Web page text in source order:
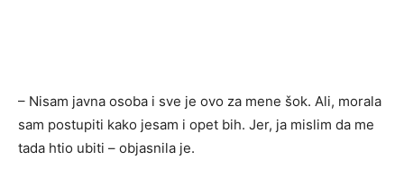
– Nisam javna osoba i sve je ovo za mene šok. Ali, morala
sam postupiti kako jesam i opet bih. Jer, ja mislim da me
tada htio ubiti – objasnila je.